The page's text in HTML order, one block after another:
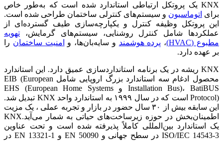
KNX یک پروتکل ارتباطی استاندارد شده است که به‌طور خاص
برای اتوماسیون و سیستم‌های کنترلی ساختمان طراحی شده است.
این پروتکل وظیفه کنترل و یکپارچه‌سازی طیف گسترده‌ای از
عملکردها شامل کنترل روشنایی، سیستم‌های گرمایش، تهویه
مطبوع (HVAC)
، پرده هوشمند و سایه‌بان‌ها، و امنیت ساختمان را
بر عهده دارد.
KNX ریشه در یک برنامه استانداردسازی عمیق دارد. این استاندارد
محصول ادغام سه استاندارد بزرگ اروپایی شامل EIB (European
Installation Bus)، BatiBUS و EHS (European Home Systems
Protocol) است که در سال ۱۹۹۹ به استاندارد واحد KNX تبدیل شد.
این سابقه بیش از ۳۰ سال حضور در بازار و تجربه عملی ، یک مزیت
اطمینان‌بخش در حوزه زیرساخت‌های حیاتی به شمار می‌آید.KNX
یک استاندارد بین‌المللی کاملاً پذیرفته شده است و تحت عناوین
ISO/IEC 14543-3 در سطح جهانی و EN 50090 و EN 13321-1 در